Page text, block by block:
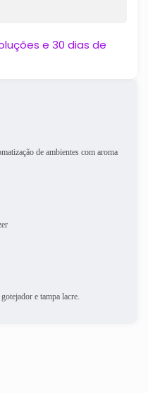
de ambientes com aroma
e tampa lacre.
e 30 dias de